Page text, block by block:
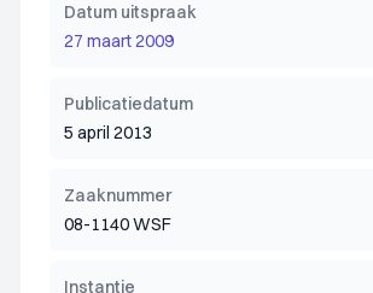
Datum uitspraak
27 maart 2009
Publicatiedatum
5 april 2013
Zaaknummer
08-1140 WSF
Instantie